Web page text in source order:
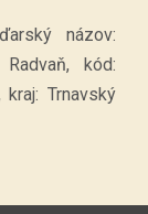
názov:
kód:
Trnavský